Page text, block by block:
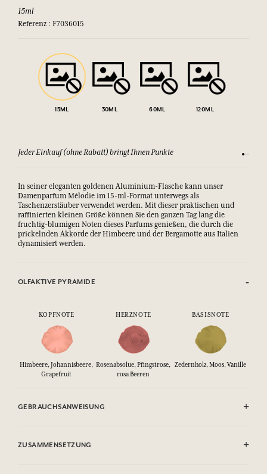
15ml
Referenz : F7036015
15ML 30ML 60ML 120ML
Rabatt) bringt Ihnen Punkte Sehen Sie sich unsere AGBs
In seiner eleganten goldenen Aluminium-Flasche kann unser
Damenparfum Mélodie im 15-ml-Format unterwegs als
Taschenzerstäuber verwendet werden. Mit dieser praktischen und
raffinierten kleinen Größe können Sie den ganzen Tag lang die
fruchtig-blumigen Noten dieses Parfums genießen, die durch die
prickelnden Akkorde der Himbeere und der Bergamotte aus Italien
dynamisiert werden.
OLFAKTIVE PYRAMIDE
KOPFNOTE HERZNOTE BASISNOTE
Himbeere, Johannisbeere,
Grapefruit
Rosenabsolue, Pfingstrose,
rosa Beeren
Zedernholz, Moos, Vanille
GEBRAUCHSANWEISUNG
ZUSAMMENSETZUNG